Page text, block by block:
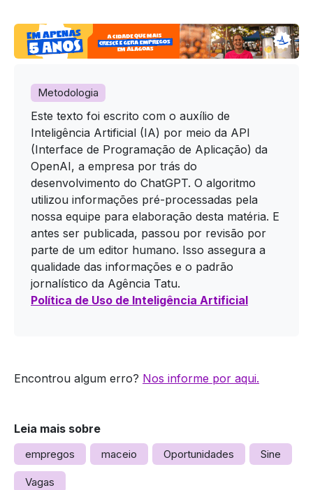
Metodologia
Este texto foi escrito com o auxílio de
Inteligência Artificial (IA) por meio da API
(Interface de Programação de Aplicação) da
OpenAI, a empresa por trás do
desenvolvimento do ChatGPT. O algoritmo
utilizou informações pré-processadas pela
nossa equipe para elaboração desta matéria. E
antes ser publicada, passou por revisão por
parte de um editor humano. Isso assegura a
qualidade das informações e o padrão
jornalístico da Agência Tatu.
Política de Uso de Inteligência Artificial
Encontrou algum erro? Nos informe por aqui.
Leia mais sobre
empregos maceio Oportunidades Sine
Vagas